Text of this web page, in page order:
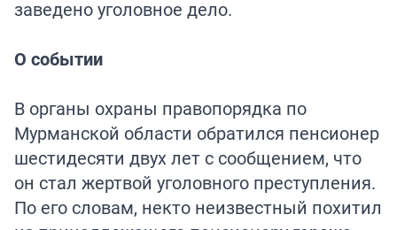
заведено уголовное дело.
О событии
В органы охраны правопорядка по
Мурманской области обратился пенсионер
шестидесяти двух лет с сообщением, что
он стал жертвой уголовного преступления.
По его словам, некто неизвестный похитил